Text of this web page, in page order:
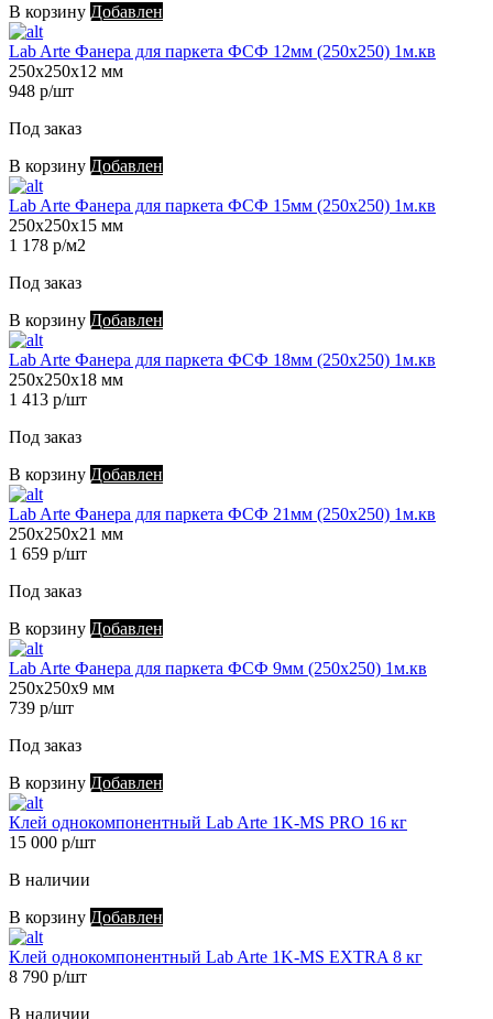
В корзину Добавлен
Lab Arte Фанера для паркета ФСФ 12мм (250х250) 1м.кв
250х250х12 мм
948 р/шт
Под заказ
В корзину Добавлен
Lab Arte Фанера для паркета ФСФ 15мм (250х250) 1м.кв
250х250х15 мм
1 178 р/м2
Под заказ
В корзину Добавлен
Lab Arte Фанера для паркета ФСФ 18мм (250х250) 1м.кв
250х250х18 мм
1 413 р/шт
Под заказ
В корзину Добавлен
Lab Arte Фанера для паркета ФСФ 21мм (250х250) 1м.кв
250х250х21 мм
1 659 р/шт
Под заказ
В корзину Добавлен
Lab Arte Фанера для паркета ФСФ 9мм (250х250) 1м.кв
250х250х9 мм
739 р/шт
Под заказ
В корзину Добавлен
Клей однокомпонентный Lab Arte 1K-MS PRO 16 кг
15 000 р/шт
В наличии
В корзину Добавлен
Клей однокомпонентный Lab Arte 1K-MS EXTRA 8 кг
8 790 р/шт
В наличии